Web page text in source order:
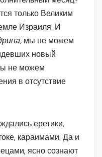
только Великим
Израиля. И
мы не можем
новый
не можем
в отсутствие
еретики,
караимами. Да и
ясно сознают